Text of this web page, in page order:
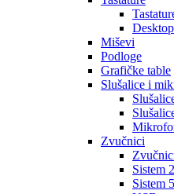
Miševi
Podloge
Grafičke table
Slušalice i
Zvučnici
Sistem
Sistem